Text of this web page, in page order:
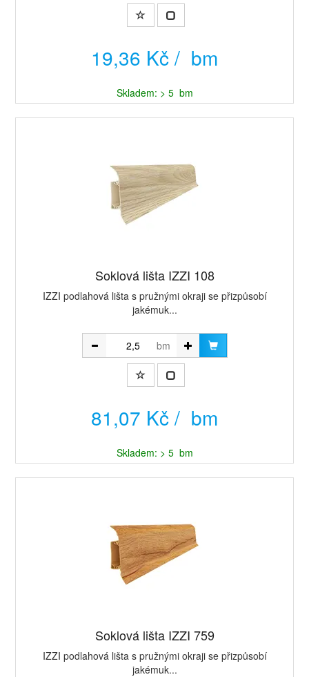
19,36 Kč / bm
Skladem: > 5 bm
Soklová lišta IZZI 108
IZZI podlahová lišta s pružnými okraji se přizpůsobí
jakémuk...
bm
81,07 Kč / bm
Skladem: > 5 bm
Soklová lišta IZZI 759
IZZI podlahová lišta s pružnými okraji se přizpůsobí
jakémuk...